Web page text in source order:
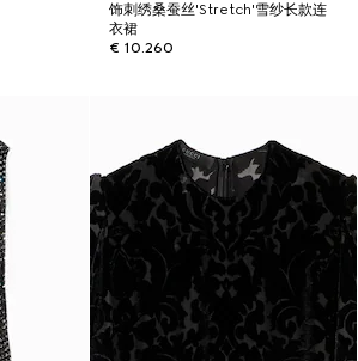
饰刺绣桑蚕丝'Stretch'雪纱长款连
衣裙
€ 10.260